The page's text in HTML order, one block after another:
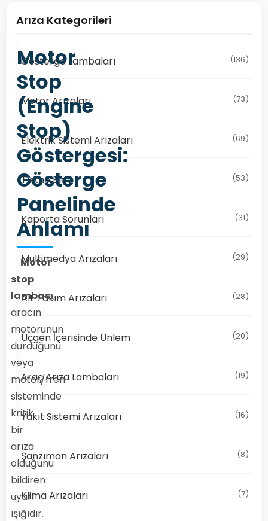
Motor
Stop
(Engine
Stop)
Göstergesi:
Gösterge
Panelinde
Anlamı
Motor
stop
lambası,
aracın
motorunun
durduğunu
veya
motor/fren
sisteminde
kritik
bir
arıza
olduğunu
bildiren
uyarı
ışığıdır.
Arıza Kategorileri
Gösterge Lambaları (136)
Motor Arızaları (73)
Elektrik Sistemi Arızaları (69)
Tekno Blog (53)
Kaporta Sorunları (31)
Multimedya Arızaları (29)
Alt Takım Arızaları (28)
Üçgen İçerisinde Ünlem (20)
Araç Arıza Lambaları (19)
Yakıt Sistemi Arızaları (16)
Şanzıman Arızaları (8)
Klima Arızaları (7)